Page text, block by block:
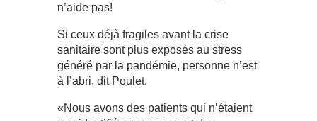
n’aide pas!
Si ceux déjà fragiles avant la crise
sanitaire sont plus exposés au stress
généré par la pandémie, personne n’est
à l’abri, dit Poulet.
«Nous avons des patients qui n’étaient